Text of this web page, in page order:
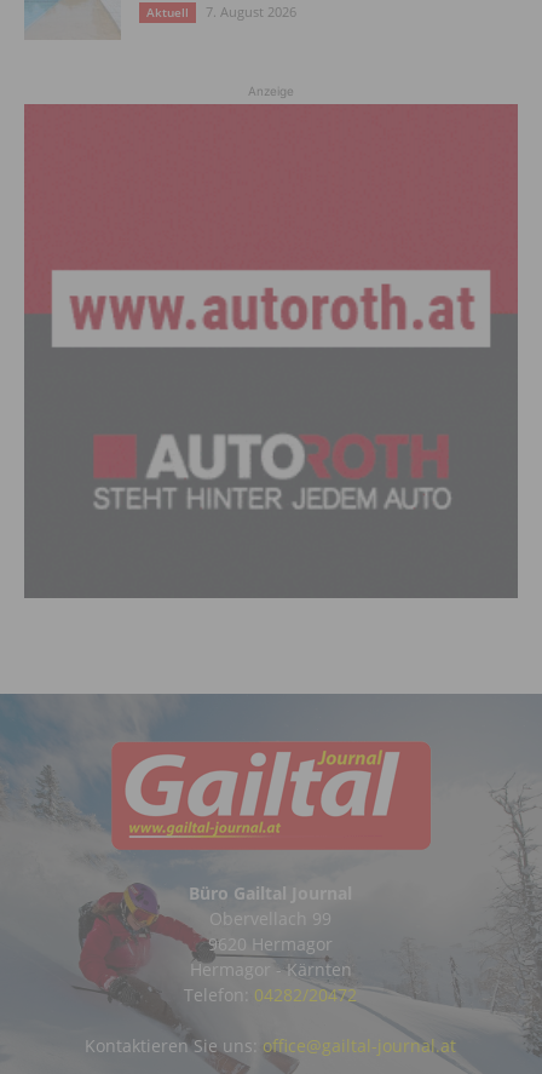
Aktuell 7. August 2026
Anzeige
Büro Gailtal Journal
Obervellach 99
9620 Hermagor
Hermagor - Kärnten
Telefon: 04282/20472
Kontaktieren Sie uns: office@gailtal-journal.at